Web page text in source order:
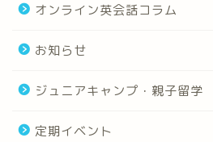
オンライン英会話コラム
お知らせ
ジュニアキャンプ・親子留学
定期イベント